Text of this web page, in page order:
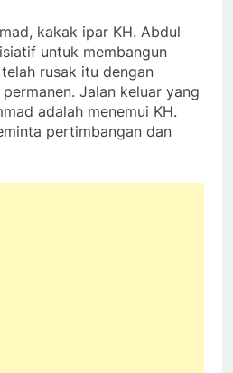
kakak ipar KH. Abdul
untuk membangun
rusak itu dengan
Jalan keluar yang
adalah menemui KH.
pertimbangan dan